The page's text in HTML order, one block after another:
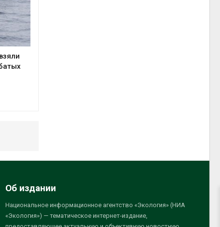
Об издании
Национальное информационное агентство «Экология» (НИА
«Экология») — тематическое интернет-издание,